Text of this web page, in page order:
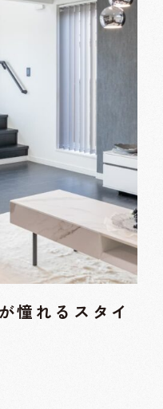
憧れるスタイ